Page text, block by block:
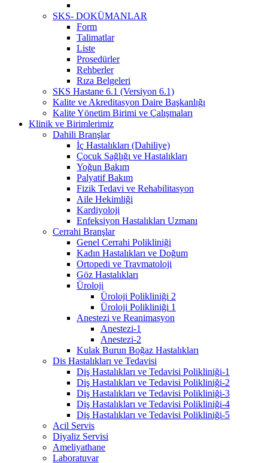
SKS- DOKÜMANLAR
Form
Talimatlar
Liste
Prosedürler
Rehberler
Rıza Belgeleri
SKS Hastane 6.1 (Versiyon 6.1)
Kalite ve Akreditasyon Daire Başkanlığı
Kalite Yönetim Birimi ve Çalışmaları
Klinik ve Birimlerimiz
Dahili Branşlar
İç Hastalıkları (Dahiliye)
Çocuk Sağlığı ve Hastalıkları
Yoğun Bakım
Palyatif Bakım
Fizik Tedavi ve Rehabilitasyon
Aile Hekimliği
Kardiyoloji
Enfeksiyon Hastalıkları Uzmanı
Cerrahi Branşlar
Genel Cerrahi Polikliniği
Kadın Hastalıkları ve Doğum
Ortopedi ve Travmatoloji
Göz Hastalıkları
Üroloji
Üroloji Polikliniği 2
Üroloji Polikliniği 1
Anestezi ve Reanimasyon
Anestezi-1
Anestezi-2
Kulak Burun Boğaz Hastalıkları
Dis Hastalıkları ve Tedavisi
Diş Hastalıkları ve Tedavisi Polikliniği-1
Diş Hastalıkları ve Tedavisi Polikliniği-2
Diş Hastalıkları ve Tedavisi Polikliniği-3
Diş Hastalıkları ve Tedavisi Polikliniği-4
Diş Hastalıkları ve Tedavisi Polikliniği-5
Acil Servis
Diyaliz Servisi
Ameliyathane
Laboratuvar